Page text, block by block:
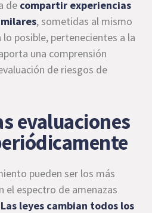
de compartir experiencias
, sometidas al mismo
posible, pertenecientes a la
una comprensión
de riesgos de
evaluaciones
pueden ser los más
el espectro de amenazas
Las leyes cambian todos los